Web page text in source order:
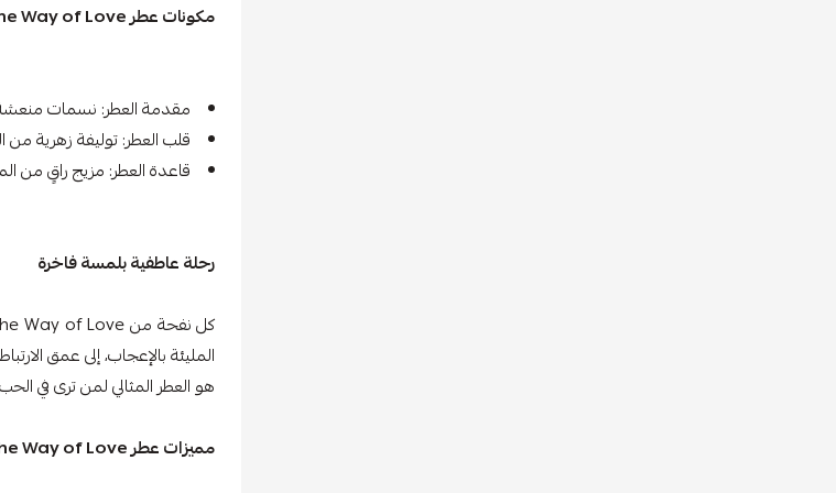
مكونات عطر The Way of Love
مقدمة العطر: نسمات منعشة
قلب العطر: توليفة زهرية من
قاعدة العطر: مزيج راقٍ من
رحلة عاطفية بلمسة فاخرة
المليئة بالإعجاب، إلى عمق
هو العطر المثالي لمن ترى في
مميزات عطر The Way of Love من لافيرن